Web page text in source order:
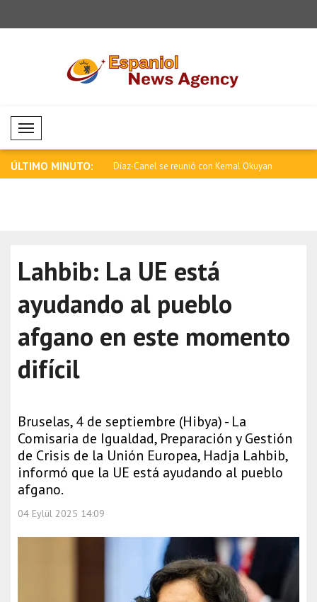
Mobil Menü
ÚLTIMO MINUTO:
reunió con Kemal Okuyan Miliband: Debe aumentarse la presión
Lahbib: La UE está
ayudando al pueblo
afgano en este momento
difícil
Bruselas, 4 de septiembre (Hibya) - La
Comisaria de Igualdad, Preparación y Gestión
de Crisis de la Unión Europea, Hadja Lahbib,
informó que la UE está ayudando al pueblo
afgano.
04 Eylül 2025 14:09